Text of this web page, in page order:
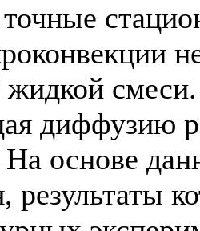
жидкой
диффузию
основе
результаты